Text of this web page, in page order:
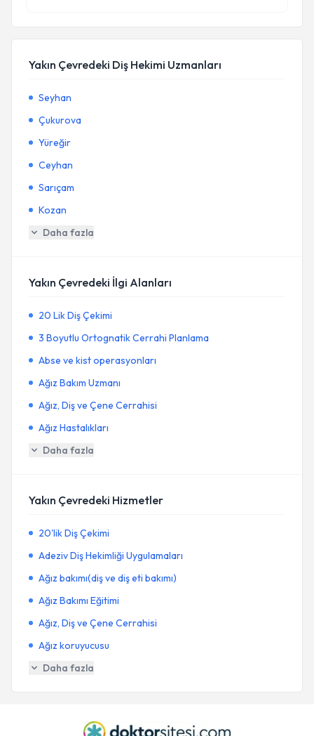
Yakın Çevredeki Diş Hekimi Uzmanları
Seyhan
Çukurova
Yüreğir
Ceyhan
Sarıçam
Kozan
Daha fazla
Yakın Çevredeki İlgi Alanları
20 Lik Diş Çekimi
3 Boyutlu Ortognatik Cerrahi Planlama
Abse ve kist operasyonları
Ağız Bakım Uzmanı
Ağız, Diş ve Çene Cerrahisi
Ağız Hastalıkları
Daha fazla
Yakın Çevredeki Hizmetler
20'lik Diş Çekimi
Adeziv Diş Hekimliği Uygulamaları
Ağız bakımı(diş ve diş eti bakımı)
Ağız Bakımı Eğitimi
Ağız, Diş ve Çene Cerrahisi
Ağız koruyucusu
Daha fazla